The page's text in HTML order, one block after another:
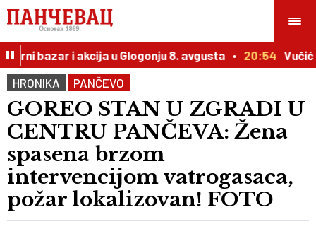
bazar i akcija u Glogonju 8. avgusta 20:54 Vučić
HRONIKA
PANČEVO
GOREO STAN U ZGRADI U
CENTRU PANČEVA: Žena
spasena brzom
intervencijom vatrogasaca,
požar lokalizovan! FOTO